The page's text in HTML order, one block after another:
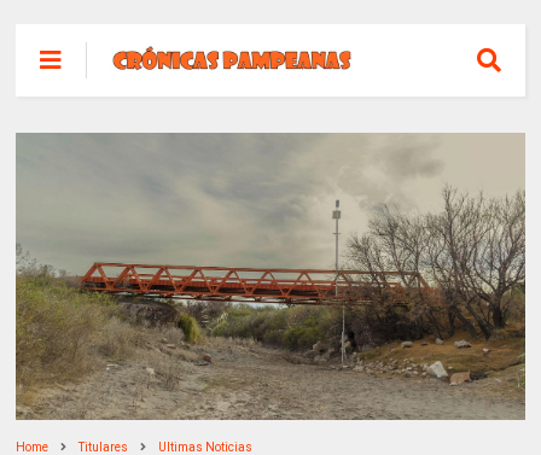
Home Titulares Ultimas Noticias